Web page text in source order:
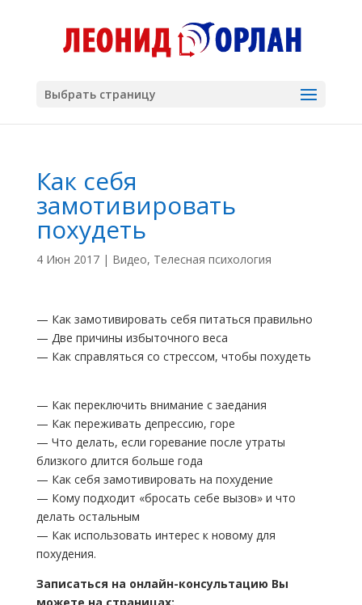
Выбрать страницу
Как себя
замотивировать
похудеть
4 Июн 2017| Видео, Телесная психология
— Как замотивировать себя питаться правильно
— Две причины избыточного веса
— Как справляться со стрессом, чтобы похудеть
— Как переключить внимание с заедания
— Как переживать депрессию, горе
— Что делать, если горевание после утраты
близкого длится больше года
— Как себя замотивировать на похудение
— Кому подходит «бросать себе вызов» и что
делать остальным
— Как использовать интерес к новому для
похудения.
Записаться на онлайн-консультацию Вы